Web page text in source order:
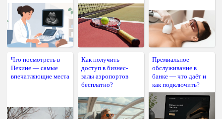
Что посмотреть в
Пекине — самые
впечатляющие места
Как получить
доступ в бизнес-
залы аэропортов
бесплатно?
Премиальное
обслуживание в
банке — что даёт и
как подключить?